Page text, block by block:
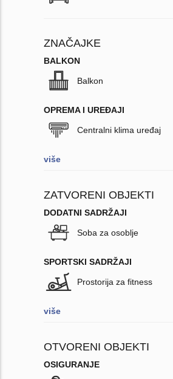
ZNAČAJKE
BALKON
Balkon
OPREMA I UREĐAJI
Centralni klima uređaj
više
ZATVORENI OBJEKTI
DODATNI SADRŽAJI
Soba za osoblje
SPORTSKI SADRŽAJI
Prostorija za fitness
više
OTVORENI OBJEKTI
OSIGURANJE